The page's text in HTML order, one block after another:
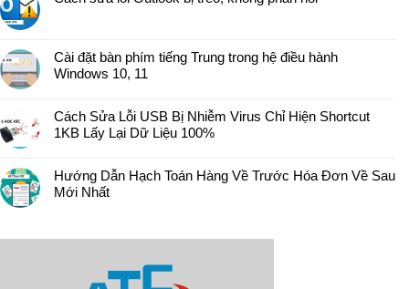
Cài đặt bàn phím tiếng Trung trong hệ điều hành
Windows 10, 11
Cách Sửa Lỗi USB Bị Nhiễm Virus Chỉ Hiện Shortcut
1KB Lấy Lại Dữ Liệu 100%
Hướng Dẫn Hạch Toán Hàng Về Trước Hóa Đơn Về Sau
Mới Nhất